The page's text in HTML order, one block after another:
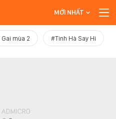
MỚI NHẤT
mùa 2 #Tinh Hà Say Hi